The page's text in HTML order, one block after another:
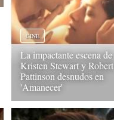
CINE
La impactante escena de
Kristen Stewart y Robert
Pattinson desnudos en
'Amanecer'